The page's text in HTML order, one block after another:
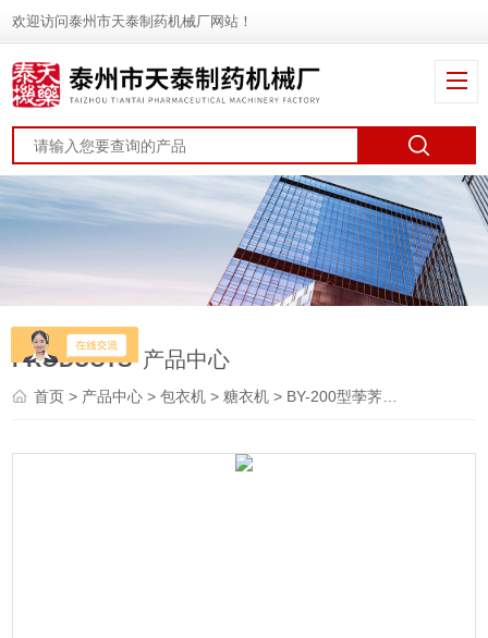
欢迎访问泰州市天泰制药机械厂网站！
PRODUCTS 产品中心
首页> 产品中心 >包衣机 >糖衣机 > BY-200型荸荠式糖衣机